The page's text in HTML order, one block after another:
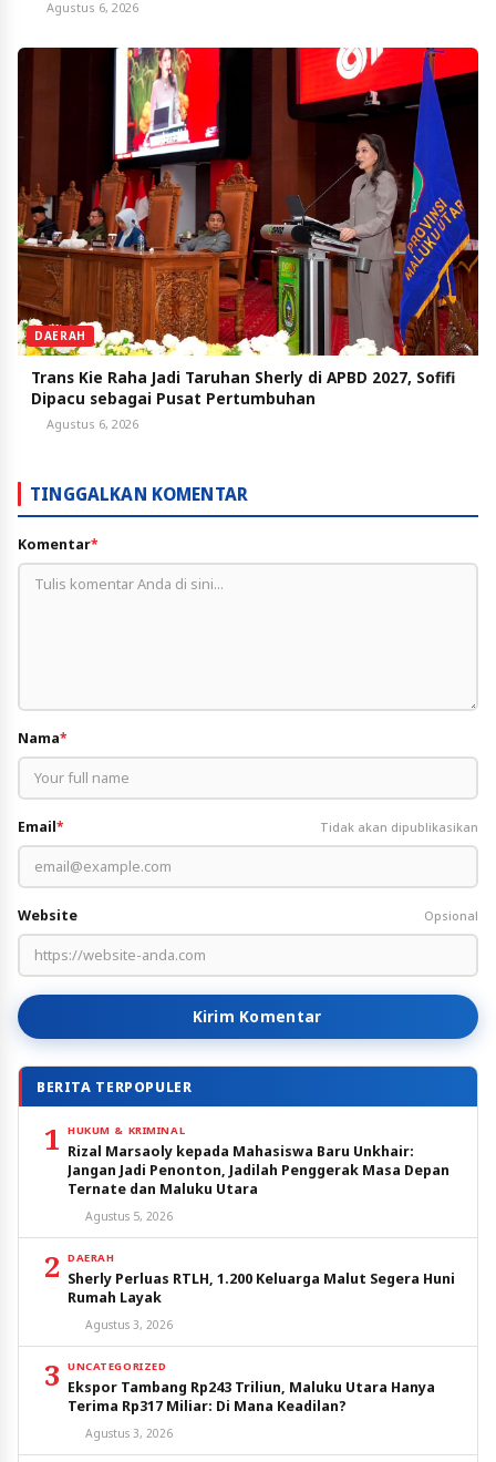
Agustus 6, 2026
DAERAH
Trans Kie Raha Jadi Taruhan Sherly di APBD 2027, Sofifi
Dipacu sebagai Pusat Pertumbuhan
Agustus 6, 2026
TINGGALKAN KOMENTAR
Komentar*
Nama*
Email* Tidak akan dipublikasikan
Website Opsional
Kirim Komentar
BERITA TERPOPULER
1 HUKUM & KRIMINAL
Rizal Marsaoly kepada Mahasiswa Baru Unkhair:
Jangan Jadi Penonton, Jadilah Penggerak Masa Depan
Ternate dan Maluku Utara
Agustus 5, 2026
2 DAERAH
Sherly Perluas RTLH, 1.200 Keluarga Malut Segera Huni
Rumah Layak
Agustus 3, 2026
3 UNCATEGORIZED
Ekspor Tambang Rp243 Triliun, Maluku Utara Hanya
Terima Rp317 Miliar: Di Mana Keadilan?
Agustus 3, 2026